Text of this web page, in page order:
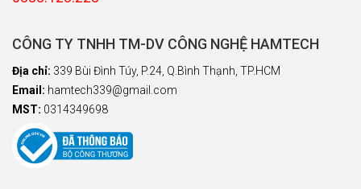
CÔNG TY TNHH TM-DV CÔNG NGHỆ HAMTECH
Địa chỉ: 339 Bùi Đình Túy, P.24, Q.Bình Thạnh, TP.HCM
Email: hamtech339@gmail.com
MST: 0314349698